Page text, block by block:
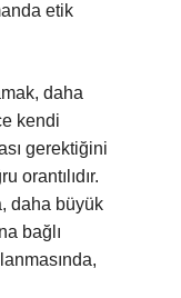
etik
daha
kendi
gerektiğini
orantılıdır.
daha büyük
bağlı